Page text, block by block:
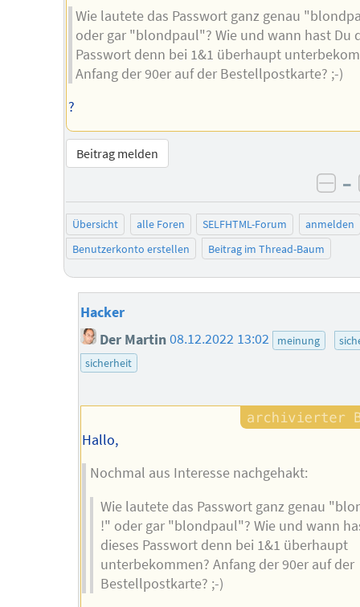
Wie lautete das Passwort ganz genau
oder gar "blondpaul"? Wie und wann hast Du
Passwort denn bei 1&1 überhaupt
Anfang der 90er auf der Bestellpostkarte? ;-)
?
Beitrag melden
–
Übersicht alle Foren SELFHTML-Forum
anmelden
Benutzerkonto erstellen
Beitrag im Thread-Baum
Hacker
Der Martin 08.12.2022 13:02 meinung
sicherheit
Hallo,
Nochmal aus Interesse nachgehakt:
Wie lautete das Passwort ganz genau
!" oder gar "blondpaul"? Wie und wann
dieses Passwort denn bei 1&1 überhaupt
unterbekommen? Anfang der 90er auf der
Bestellpostkarte? ;-)